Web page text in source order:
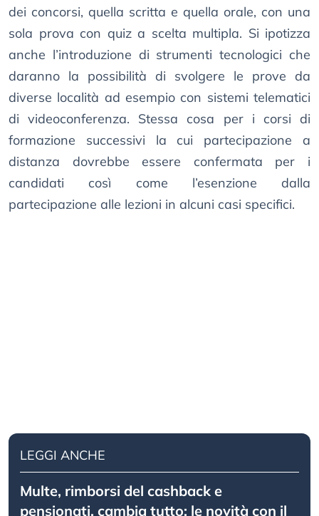
dei concorsi, quella scritta e quella orale, con una
sola prova con quiz a scelta multipla. Si ipotizza
anche l’introduzione di strumenti tecnologici che
daranno la possibilità di svolgere le prove da
diverse località ad esempio con sistemi telematici
di videoconferenza. Stessa cosa per i corsi di
formazione successivi la cui partecipazione a
distanza dovrebbe essere confermata per i
candidati così come l’esenzione dalla
partecipazione alle lezioni in alcuni casi specifici.
LEGGI ANCHE
Multe, rimborsi del cashback e
pensionati, cambia tutto: le novità con il